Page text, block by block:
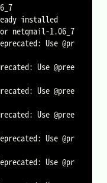
installed
netqmail-1.06_7
Use @pr
Use @pree
Use @pree
Use @pree
Use @pr
Use @pr